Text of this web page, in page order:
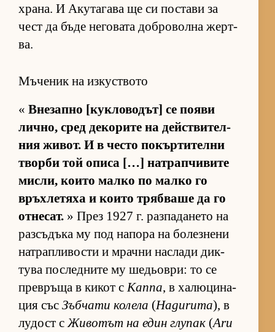
хра­на. И Аку­та­гава ще си пос­тави за
чест да бъде не­го­вата доб­ро­волна жер­т­
ва.
Мъченик на изкуството
« Вне­запно [кук­ло­во­дът] се по­яви
лич­но, сред де­ко­рите на дейс­т­ви­тел­
ния жи­вот. И в често по­кър­ти­телни
творби той описа […] нат­рап­чи­вите
мис­ли, ко­ито малко по малко го
връх­ле­тяха и ко­ито тряб­ваше да го
от­не­сат. » През 1927 г. раз­па­да­нето на
раз­съ­дъка му под на­пора на бо­лез­нени
нат­рап­ли­вости и мрачни нас­лади дик­
тува пос­лед­ните му ше­дьов­ри: то се
прев­ръща в ки­кот с Каппа, в ха­лю­ци­на­
ция със Зъб­чати ко­лела (Haguruma), в
лу­дост с Жи­во­тът на един глу­пак (Aru